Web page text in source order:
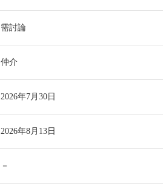
需討論
仲介
2026年7月30日
2026年8月13日
－